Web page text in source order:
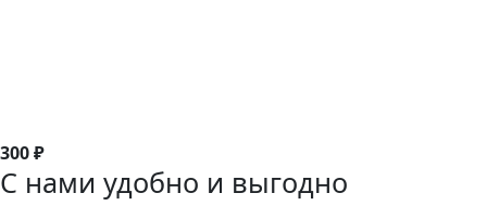
300 ₽
С нами удобно и выгодно